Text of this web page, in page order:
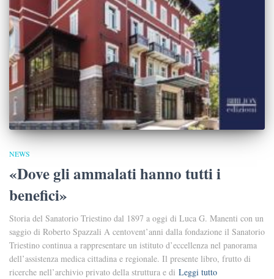
NEWS
«Dove gli ammalati hanno tutti i
benefici»
Storia del Sanatorio Triestino dal 1897 a oggi di Luca G. Manenti con un
saggio di Roberto Spazzali A centovent’anni dalla fondazione il Sanatorio
Triestino continua a rappresentare un istituto d’eccellenza nel panorama
dell’assistenza medica cittadina e regionale. Il presente libro, frutto di
ricerche nell’archivio privato della struttura e di Leggi tutto